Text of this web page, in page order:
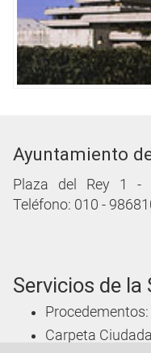
Ayuntamiento
Plaza del Rey 1 -
Teléfono: 010 -
Servicios de la
Carpeta